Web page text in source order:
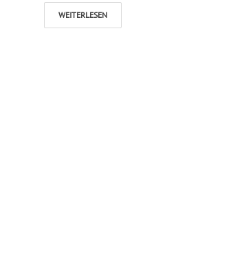
WEITERLESEN